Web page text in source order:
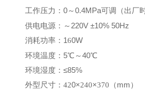
工作压力： 0～0.4MPa可调 （出厂
供电电源：～ 220V ±10% 50Hz
消耗功率： 160W
环境温度： 5℃～40℃
环境湿度： ≤85%
外型尺寸： 420×240×370 （mm）